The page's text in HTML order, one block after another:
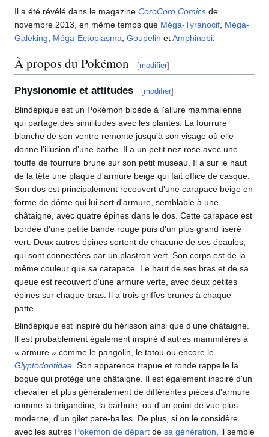
Il a été révélé dans le magazine CoroCoro Comics de
novembre 2013, en même temps que Méga-Tyranocif Méga-
Galeking
Méga-Ectoplasma Goupelin etAmphinobi
À propos du Pokémon [modifier]
Physionomie et attitudes [modifier]
Blindépique est un Pokémon bipède à l'allure mammalienne
qui partage des similitudes avec les plantes. La fourrure
blanche de son ventre remonte jusqu'à son visage où elle
donne l'illusion d'une barbe. Il a un petit nez rose avec une
touffe de fourrure brune sur son petit museau. Il a sur le haut
de la tête une plaque d'armure beige qui fait office de casque.
Son dos est principalement recouvert d'une carapace beige en
forme de dôme qui lui sert d'armure, semblable à une
châtaigne, avec quatre épines dans le dos. Cette carapace est
bordée d'une petite bande rouge puis d'un plus grand liseré
vert. Deux autres épines sortent de chacune de ses épaules,
qui sont connectées par un plastron vert. Son corps est de la
même couleur que sa carapace. Le haut de ses bras et de sa
queue est recouvert d'une armure verte, avec deux petites
épines sur chaque bras. Il a trois griffes brunes à chaque
patte.
Blindépique est inspiré du hérisson ainsi que d'une châtaigne.
Il est probablement également inspiré d'autres mammifères à
« armure » comme le pangolin, le tatou ou encore le
Glyptodontidae . Son apparence trapue et ronde rappelle la
bogue qui protège une châtaigne. Il est également inspiré d'un
chevalier et plus généralement de différentes pièces d'armure
comme la brigandine, la barbute, ou d'un point de vue plus
moderne, d'un gilet pare-balles. De plus, si on le considère
avec les autres Pokémon de départ de sa génération , il semble